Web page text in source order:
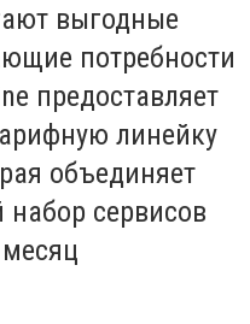
выгодные
потребности
предоставляет
линейку
объединяет
набор сервисов